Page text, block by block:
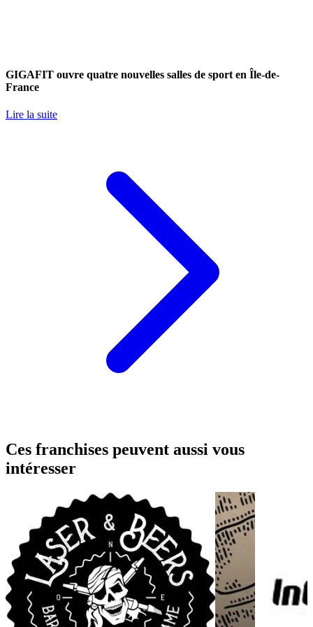
GIGAFIT ouvre quatre nouvelles salles de sport en Île-de-
France
Lire la suite
Ces franchises peuvent aussi vous
intéresser